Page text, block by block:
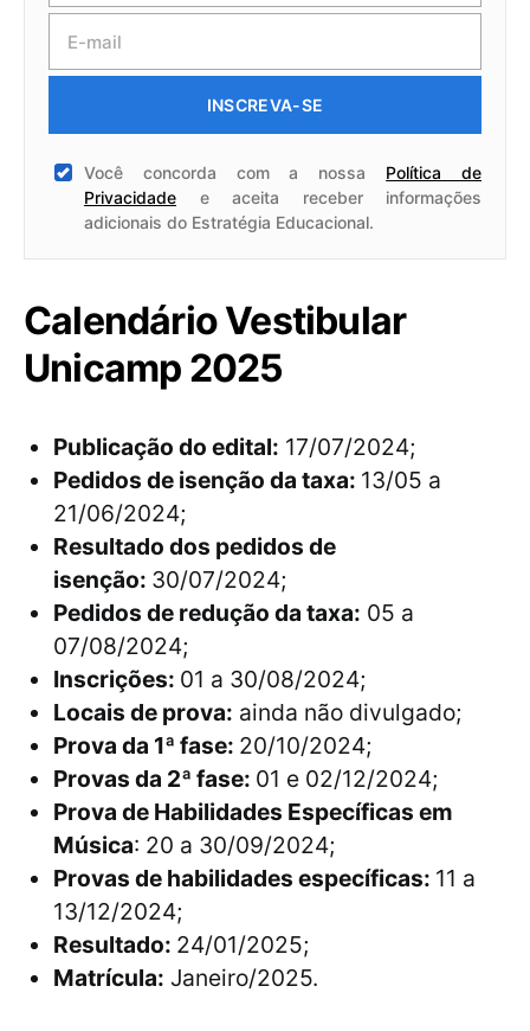
INSCREVA-SE
Você concorda com a nossa Política de
Privacidade e aceita receber informações
adicionais do Estratégia Educacional.
Calendário Vestibular
Unicamp 2025
Publicação do edital: 17/07/2024;
Pedidos de isenção da taxa: 13/05 a
21/06/2024;
Resultado dos pedidos de
isenção: 30/07/2024;
Pedidos de redução da taxa: 05 a
07/08/2024;
Inscrições: 01 a 30/08/2024;
Locais de prova: ainda não divulgado;
Prova da 1ª fase: 20/10/2024;
Provas da 2ª fase: 01 e 02/12/2024;
Prova de Habilidades Específicas em
Música: 20 a 30/09/2024;
Provas de habilidades específicas: 11 a
13/12/2024;
Resultado: 24/01/2025;
Matrícula: Janeiro/2025.